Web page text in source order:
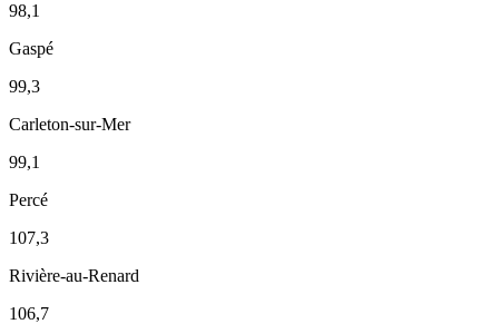
98,1
Gaspé
99,3
Carleton-sur-Mer
99,1
Percé
107,3
Rivière-au-Renard
106,7